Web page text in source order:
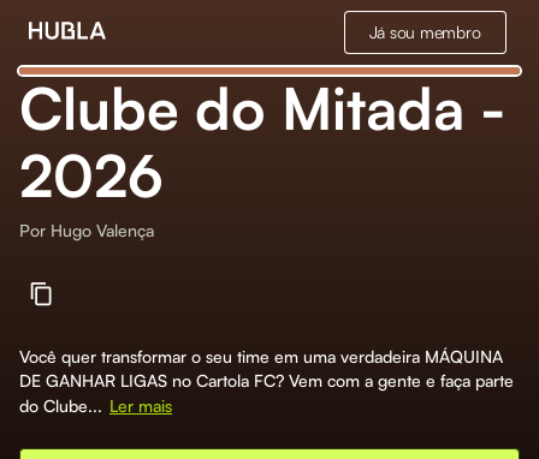
Já sou membro
Clube do Mitada -
2026
Por Hugo Valença
Você quer transformar o seu time em uma verdadeira MÁQUINA
DE GANHAR LIGAS no Cartola FC? Vem com a gente e faça parte
do Clube... Ler mais